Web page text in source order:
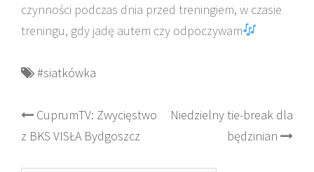
czynności podczas dnia przed treningiem, w czasie
treningu, gdy jadę autem czy odpoczywam
#siatkówka
Post
navigation
CuprumTV: Zwycięstwo
z BKS VISŁA Bydgoszcz
Niedzielny tie-break dla
będzinian